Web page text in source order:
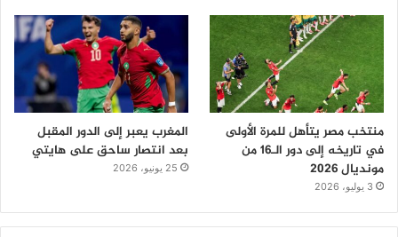
منتخب مصر يتأهل للمرة الأولى
في تاريخه إلى دور الـ16 من
مونديال 2026
3 يوليو، 2026
المغرب يعبر إلى الدور المقبل
بعد انتصار ساحق على هايتي
25 يونيو، 2026